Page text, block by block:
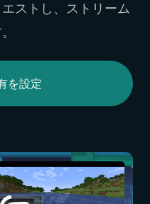
ストし、ストリーム
を設定